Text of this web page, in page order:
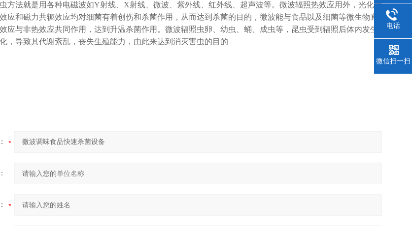
法就是用各种电磁波如Y射线、X射线、微波、紫外线、红外线、超声波等。微波辐照热效应用外，光化学
应和磁力共轭效应均对细菌有着创伤和杀菌作用，从而达到杀菌的目的，微波能与食品以及细菌等微生物直
应与非热效应共同作用，达到升温杀菌作用。微波辐照虫卵、幼虫、蛹、成虫等，昆虫受到辐照后体内发生
，导致其代谢紊乱，丧失生殖能力，由此来达到消灭害虫的目的
电话
微信扫一扫